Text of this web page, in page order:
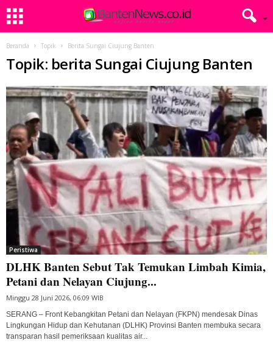
Beranda Topik Berita Sungai Ciujung Banten
Topik: berita Sungai Ciujung Banten
Peristiwa
DLHK Banten Sebut Tak Temukan Limbah Kimia,
Petani dan Nelayan Ciujung...
Minggu 28 Juni 2026, 06:09 WIB
SERANG – Front Kebangkitan Petani dan Nelayan (FKPN) mendesak Dinas
Lingkungan Hidup dan Kehutanan (DLHK) Provinsi Banten membuka secara
transparan hasil pemeriksaan kualitas air...